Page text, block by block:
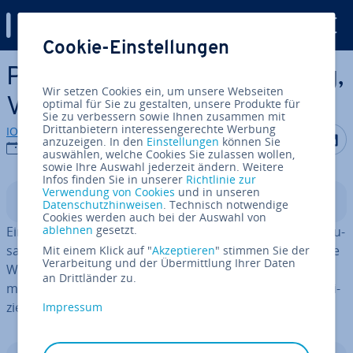
Zum Haupt­in­halt springen
Prompt-Bi­blio­thek: Erklärung,
Vorteile und Best Practices
IONOS Redaktion
11.09.2025
Auf Auf
In­halts­ver­zeich­nis
Eine Prompt-Bi­blio­thek ist eine struk­tu­rier­te, zentrale Zu­
sam­men­stel­lung vor­de­fi­nier­ter KI-Prompts, die einfache
Wie­der­ver­wen­dung, Or­ga­ni­sa­ti­on und Op­ti­mie­rung er­
mög­licht. Sie dient als zu­ver­läs­si­ge Wis­sens­ba­sis für ef­fi­
zi­en­tes und kon­sis­ten­tes Arbeiten mit ge­ne­ra­ti­ver KI.
Cookie-Einstellungen
Wir setzen Cookies ein, um unsere Webseiten
optimal für Sie zu gestalten, unsere Produkte für
Sie zu verbessern sowie Ihnen zusammen mit
Drittanbietern interessengerechte Werbung
anzuzeigen. In den Einstellungen können Sie
auswählen, welche Cookies Sie zulassen wollen,
sowie Ihre Auswahl jederzeit ändern. Weitere
Infos finden Sie in unserer Richtlinie zur
Verwendung von Cookies und in unseren
Datenschutzhinweisen. Technisch notwendige
Cookies werden auch bei der Auswahl von
ablehnen gesetzt.
Mit einem Klick auf "Akzeptieren" stimmen Sie der
Verarbeitung und der Übermittlung Ihrer Daten
an Drittländer zu.
Impressum